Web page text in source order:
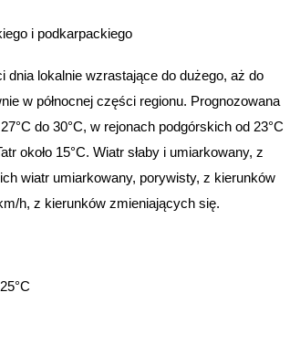
i podkarpackiego
dnia lokalnie wzrastające do dużego, aż do
w północnej części regionu. Prognozowana
do 30°C, w rejonach podgórskich od 23°C
około 15°C. Wiatr słaby i umiarkowany, z
wiatr umiarkowany, porywisty, z kierunków
h, z kierunków zmieniających się.